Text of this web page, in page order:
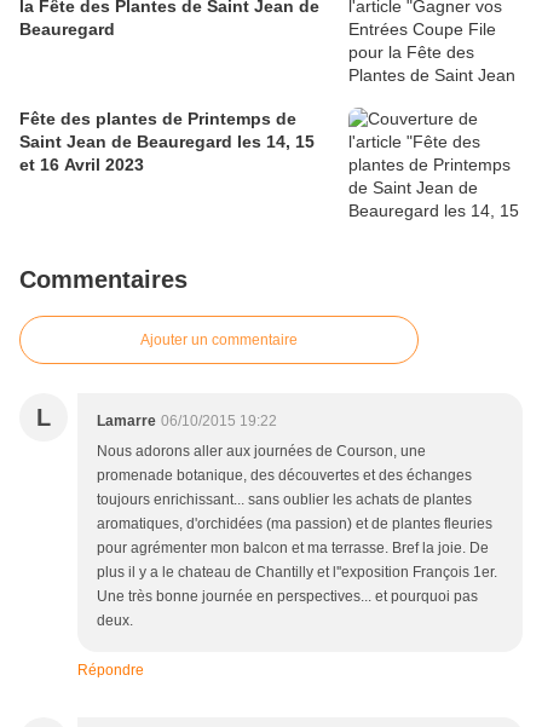
la Fête des Plantes de Saint Jean de
Beauregard
Fête des plantes de Printemps de
Saint Jean de Beauregard les 14, 15
et 16 Avril 2023
Commentaires
Ajouter un commentaire
L Lamarre 06/10/2015 19:22
Nous adorons aller aux journées de Courson, une
promenade botanique, des découvertes et des échanges
toujours enrichissant... sans oublier les achats de plantes
aromatiques, d'orchidées (ma passion) et de plantes fleuries
pour agrémenter mon balcon et ma terrasse. Bref la joie. De
plus il y a le chateau de Chantilly et l''exposition François 1er.
Une très bonne journée en perspectives... et pourquoi pas
deux.
Répondre